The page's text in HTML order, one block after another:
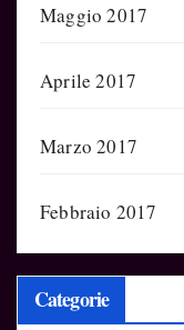
Maggio 2017
Aprile 2017
Marzo 2017
Febbraio 2017
Categorie